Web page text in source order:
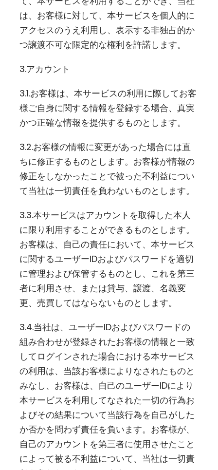
は、お客様に対して、本サービスを個人的に
アクセスのうえ利用し、表示する非独占的か
つ譲渡不可な限定的な権利を許諾します。
3.アカウント
3.1.お客様は、本サービスの利用に際してお客
様ご自身に関する情報を登録する場合、真実
かつ正確な情報を提供するものとします。
3.2.お客様の情報に変更があった場合には直
ちに修正するものとします。お客様が情報の
修正をしなかったことで被った不利益につい
て当社は一切責任を負わないものとします。
3.3.本サービスはアカウントを取得した本人
に限り利用することができるものとします。
お客様は、自己の責任において、本サービス
に関するユーザーIDおよびパスワードを適切
に管理および保管するものとし、これを第三
者に利用させ、または貸与、譲渡、名義変
更、売買してはならないものとします。
3.4.当社は、ユーザーIDおよびパスワードの
組み合わせが登録されたお客様の情報と一致
してログインされた場合における本サービス
の利用は、当該お客様によりなされたものと
みなし、お客様は、自己のユーザーIDにより
本サービスを利用してなされた一切の行為お
よびその結果について当該行為を自己がした
か否かを問わず責任を負います。お客様が、
自己のアカウントを第三者に使用させたこと
によって被る不利益について、当社は一切責